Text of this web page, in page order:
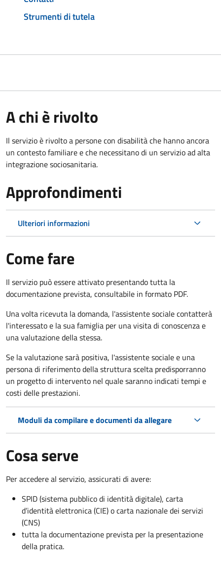
Strumenti di tutela
A chi è rivolto
Il servizio è rivolto a persone con disabilità che hanno ancora
un contesto familiare e che necessitano di un servizio ad alta
integrazione sociosanitaria.
Approfondimenti
Ulteriori informazioni
Come fare
Il servizio può essere attivato presentando tutta la
documentazione prevista, consultabile in formato PDF.
Una volta ricevuta la domanda, l'assistente sociale contatterà
l'interessato e la sua famiglia per una visita di conoscenza e
una valutazione della stessa.
Se la valutazione sarà positiva, l'assistente sociale e una
persona di riferimento della struttura scelta predisporranno
un progetto di intervento nel quale saranno indicati tempi e
costi delle prestazioni.
Moduli da compilare e documenti da allegare
Cosa serve
Per accedere al servizio, assicurati di avere:
SPID (sistema pubblico di identità digitale), carta
d’identità elettronica (CIE) o carta nazionale dei servizi
(CNS)
tutta la documentazione prevista per la presentazione
della pratica.